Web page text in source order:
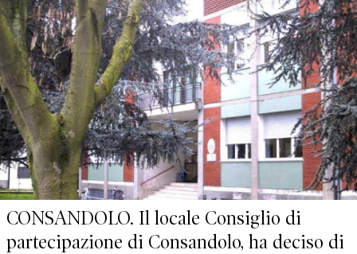
CONSANDOLO. Il locale Consiglio di
partecipazione di Consandolo, ha deciso di